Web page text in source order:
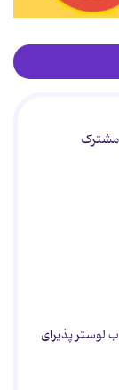
مشترک
لوستر پذیرای